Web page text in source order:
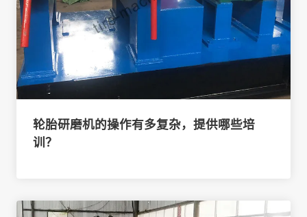
轮胎研磨机的操作有多复杂，提供哪些培
训？